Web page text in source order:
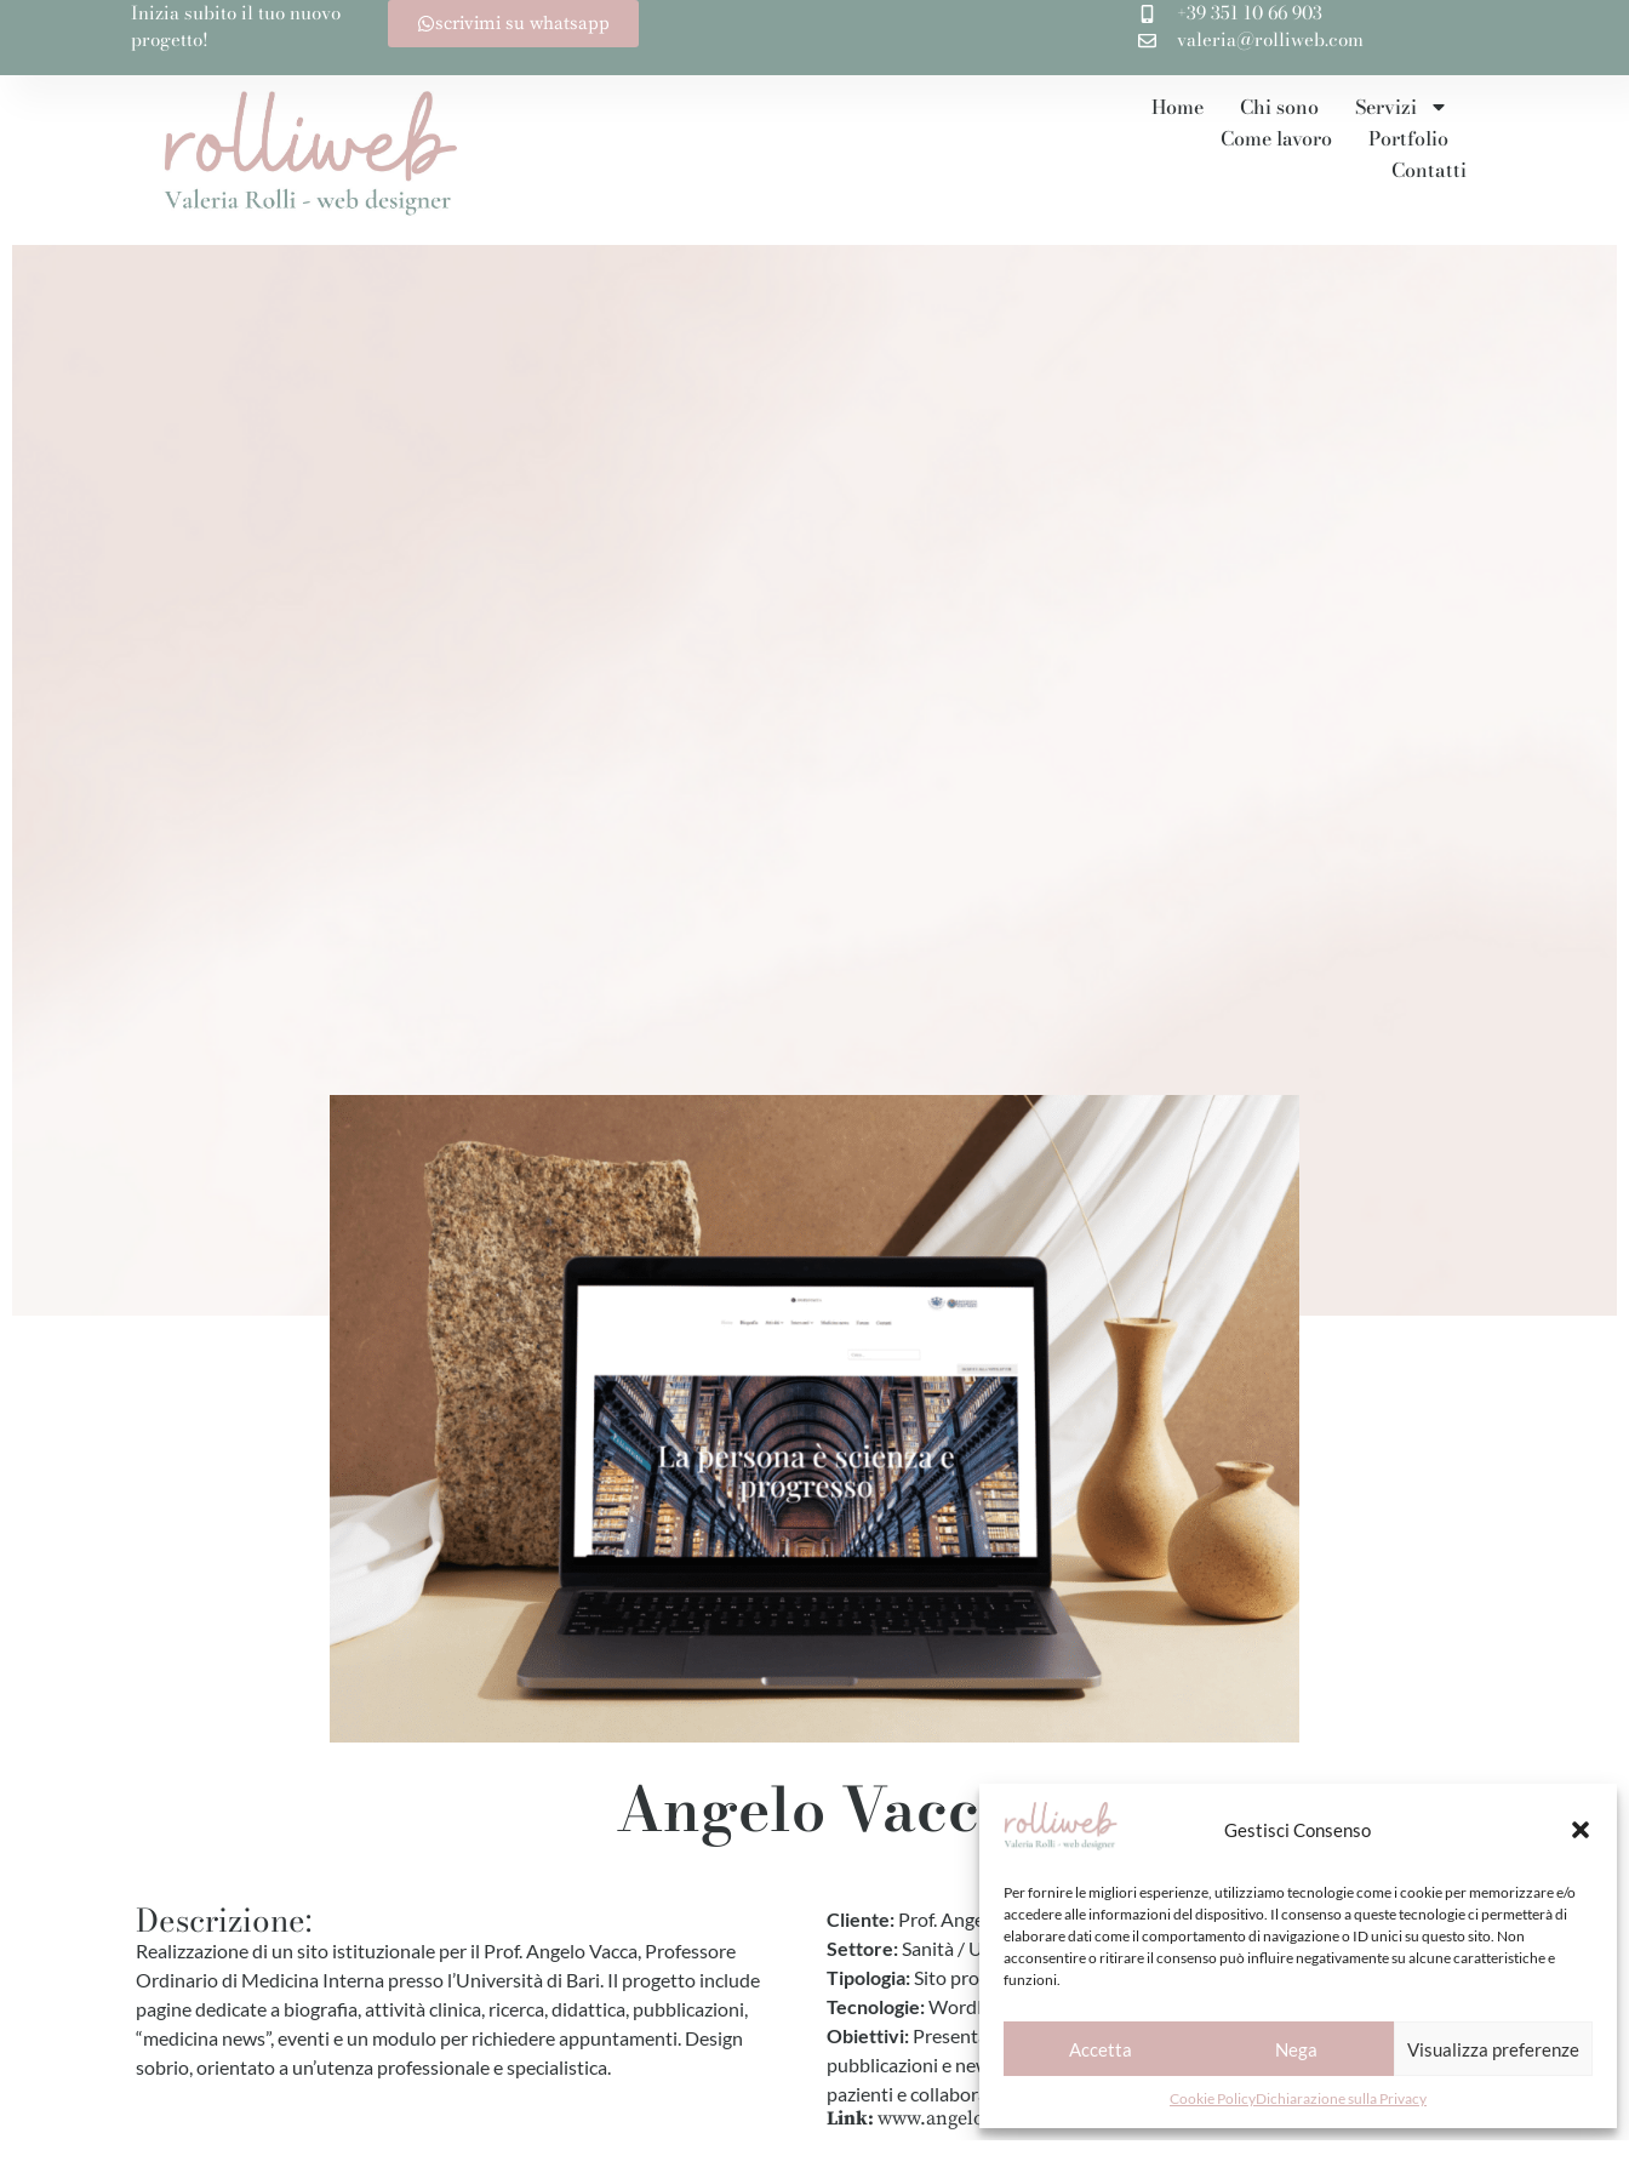
Gestisci Consenso
Per fornire le migliori esperienze, utilizziamo tecnologie come i cookie per memorizzare e/o
accedere alle informazioni del dispositivo. Il consenso a queste tecnologie ci permetterà di
elaborare dati come il comportamento di navigazione o ID unici su questo sito. Non
acconsentire o ritirare il consenso può influire negativamente su alcune caratteristiche e
funzioni.
Accetta Nega Visualizza preferenze
Cookie PolicyDichiarazione sulla Privacy
Inizia subito il tuo nuovo
progetto!
scrivimi su whatsapp
+39 351 10 66 903
valeria@rolliweb.com
Home Chi sono
Servizi
Come lavoro
Portfolio
Contatti
Angelo Vacca
Descrizione:
Realizzazione di un sito istituzionale per il Prof. Angelo Vacca, Professore
Ordinario di Medicina Interna presso l’Università di Bari. Il progetto include
pagine dedicate a biografia, attività clinica, ricerca, didattica, pubblicazioni,
“medicina news”, eventi e un modulo per richiedere appuntamenti. Design
sobrio, orientato a un’utenza professionale e specialistica.
Cliente: Prof. Angelo Vacca (Università degli Studi di Bari)
Settore:Sanità / Università / Ricerca medica
Tipologia:Sito professionale / istituzionale
Tecnologie:WordPress – Responsive – Sezioni multiple
Obiettivi: Presentare profilo accademico e clinico, rendere accessibili
pubblicazioni e news, facilitare richieste di appuntamenti e interazioni con
pazienti e collaboratori
Link: www.angelovacca.it